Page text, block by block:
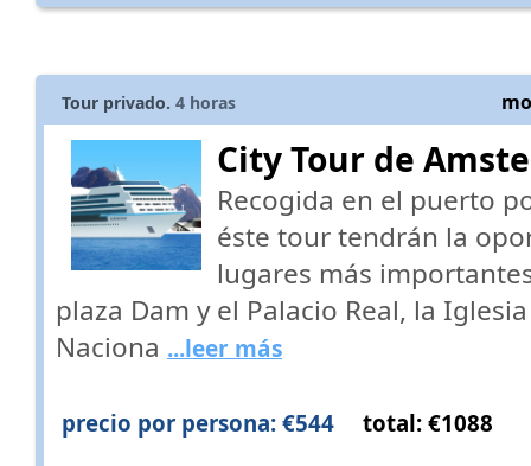
Tour privado. 4 horas
City Tour de
Recogida en el puerto
éste tour tendrán la
lugares más
plaza Dam y el Palacio Real, la
Naciona ...leer más
precio por persona: €544 total: €1088